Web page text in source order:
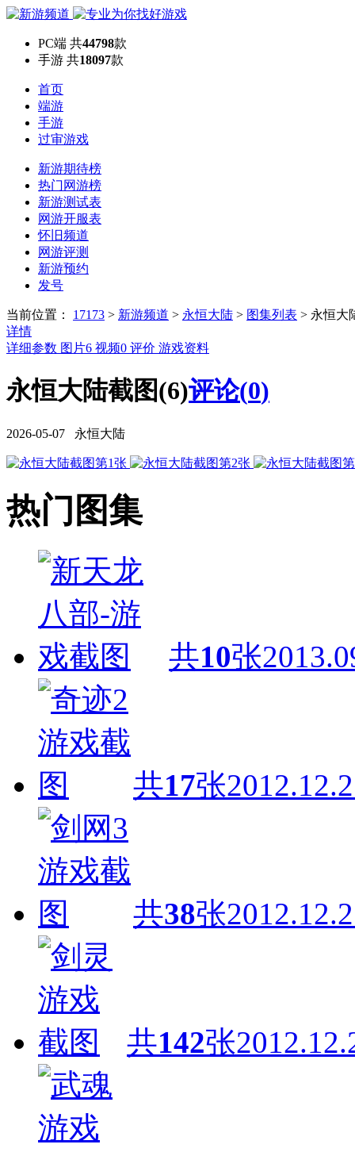
PC端 共44798款
手游 共18097款
首页
端游
手游
过审游戏
新游期待榜
热门网游榜
新游测试表
网游开服表
怀旧频道
网游评测
新游预约
发号
当前位置： 17173 > 新游频道 > 永恒大陆 > 图集列表 > 永恒大
详情
详细参数 图片6 视频0 评价 游戏资料
永恒大陆截图(6)评论(0)
2026-05-07 永恒大陆
热门图集
共10张
共17张
共38张
共142张